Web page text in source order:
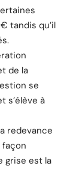
tandis qu’il
de la
se
s’élève à
redevance
façon
grise est la